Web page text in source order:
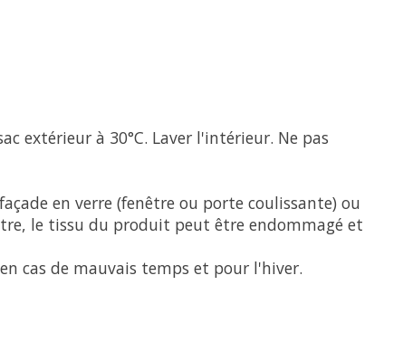
extérieur à 30°C. Laver l'intérieur. Ne pas
en verre (fenêtre ou porte coulissante) ou
le tissu du produit peut être endommagé et
cas de mauvais temps et pour l'hiver.